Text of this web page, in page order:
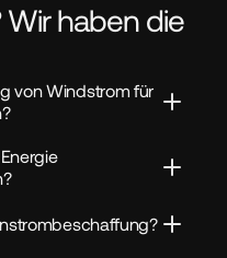
Wir haben die
von Windstrom für